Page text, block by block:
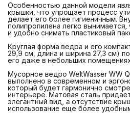
Особенностью данной модели
крышки, что упрощает процесс
делает его более гигиеничным.
полипропилена легко
и удобно снимать пластиковый
Круглая форма ведра и его
29,9 см, длина и ширина 27,3 см)
его даже в небольших
Мусорное ведро WeltWasser WW
выполнено в современном и
который будет гармонично
интерьере. Матовая сталь
элегантный вид, а отсутствие
использование еще более